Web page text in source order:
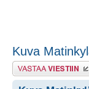
Kuva
Lähetä vastaus